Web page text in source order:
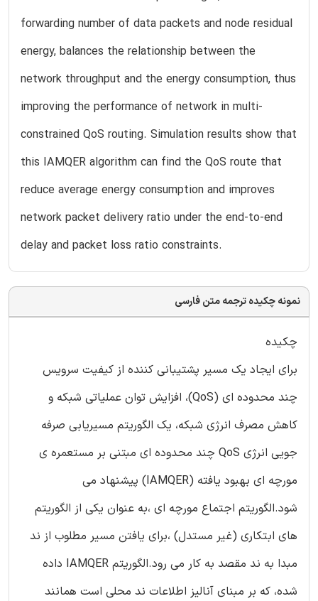
forwarding number of data packets and node residual
energy, balances the relationship between the
network throughput and the energy consumption, thus
improving the performance of network in multi-
constrained QoS routing. Simulation results show that
this IAMQER algorithm can find the QoS route that
reduce average energy consumption and improves
network packet delivery ratio under the end-to-end
delay and packet loss ratio constraints.
نمونه چکیده ترجمه متن فارسی
چکیده
برای ایجاد یک مسیر پشتیبانی کننده از کیفیت سرویس
چند محدوده ای (QoS)، افزایش توان عملیاتی شبکه و
کاهش مصرف انرژی شبکه، یک الگوریتم مسیریابی صرفه
جویی انرژی QoS چند محدوده ای مبتنی بر مستعمره ی
مورچه ای بهبود یافته (IAMQER) پیشنهاد می
شود.الگوریتم اجتماع مورچه ای ،به عنوان یکی از الگوریتم
های ابتکاری (غیر مستدل) ،برای یافتن مسیر مطلوب از ند
مبدا به ند مقصد به کار می رود.الگوریتم IAMQER داده
شده، که بر مبنای آنالیز اطلاعات ند محلی است همانند